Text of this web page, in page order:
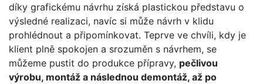
díky grafickému návrhu získá plastickou představu o
výsledné realizaci, navíc si může návrh v klidu
prohlédnout a připomínkovat. Teprve ve chvíli, kdy je
klient plně spokojen a srozuměn s návrhem, se
můžeme pustit do produkce přípravy, pečlivou
výrobu, montáž a následnou demontáž, až po